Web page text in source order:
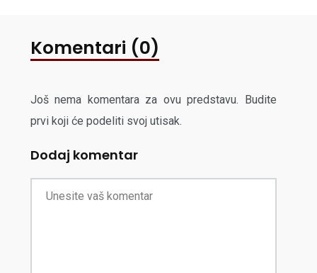
Komentari (0)
Još nema komentara za ovu predstavu. Budite
prvi koji će podeliti svoj utisak.
Dodaj komentar